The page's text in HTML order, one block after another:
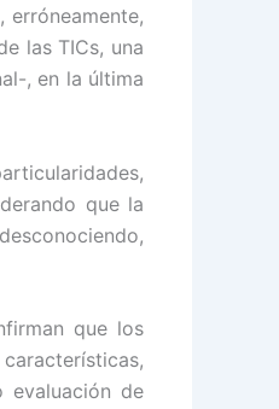
las TICs, una
, en la última
que la
que los
evaluación de